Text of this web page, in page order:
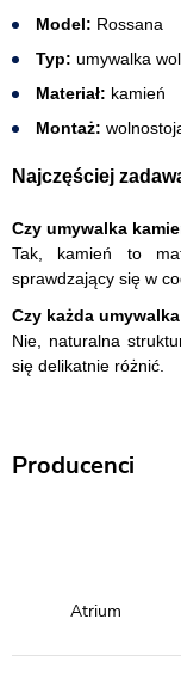
Model: Rossana
Typ: umywalka
Materiał: kamień
Montaż:
Najczęściej
Czy umywalka
Tak, kamień to
sprawdzający się w
Czy każda
Nie, naturalna
się delikatnie różnić.
Producenci
Atrium